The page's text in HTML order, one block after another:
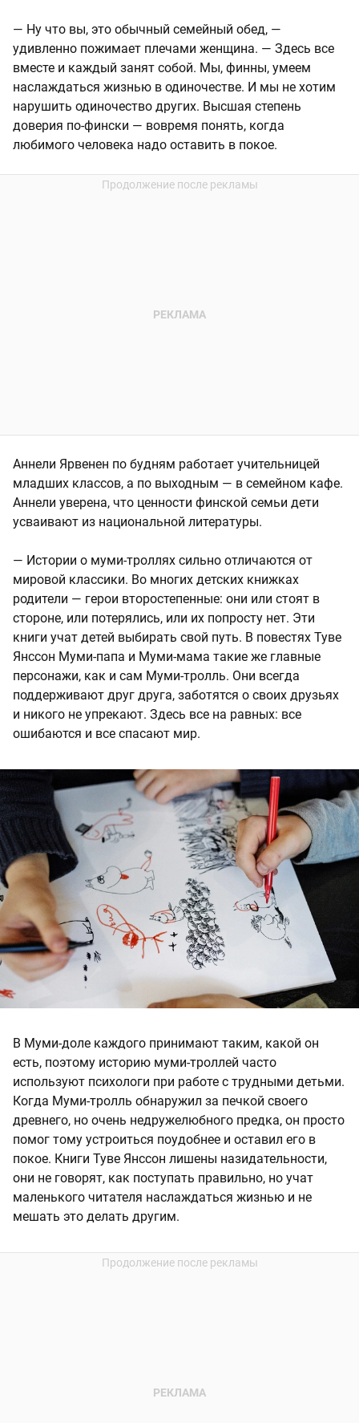
— Ну что вы, это обычный семейный обед, —
удивленно пожимает плечами женщина. — Здесь все
вместе и каждый занят собой. Мы, финны, умеем
наслаждаться жизнью в одиночестве. И мы не хотим
нарушить одиночество других. Высшая степень
доверия по-фински — вовремя понять, когда
любимого человека надо оставить в покое.
Аннели Ярвенен по будням работает учительницей
младших классов, а по выходным — в семейном кафе.
Аннели уверена, что ценности финской семьи дети
усваивают из национальной литературы.
— Истории о муми-троллях сильно отличаются от
мировой классики. Во многих детских книжках
родители — герои второстепенные: они или стоят в
стороне, или потерялись, или их попросту нет. Эти
книги учат детей выбирать свой путь. В повестях Туве
Янссон Муми-папа и Муми-мама такие же главные
персонажи, как и сам Муми-тролль. Они всегда
поддерживают друг друга, заботятся о своих друзьях
и никого не упрекают. Здесь все на равных: все
ошибаются и все спасают мир.
В Муми-доле каждого принимают таким, какой он
есть, поэтому историю муми-троллей часто
используют психологи при работе с трудными детьми.
Когда Муми-тролль обнаружил за печкой своего
древнего, но очень недружелюбного предка, он просто
помог тому устроиться поудобнее и оставил его в
покое. Книги Туве Янссон лишены назидательности,
они не говорят, как поступать правильно, но учат
маленького читателя наслаждаться жизнью и не
мешать это делать другим.